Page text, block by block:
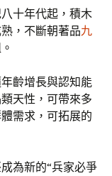
十年代起，積木
，不斷朝著品九
齡增長與認知能
天性，可帶來多
需求，可拓展的
為新的“兵家必爭